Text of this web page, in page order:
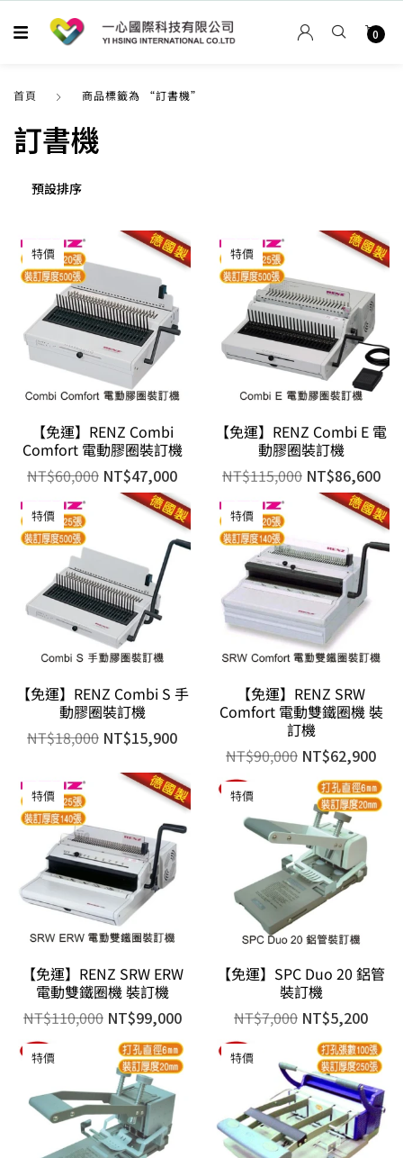
0
首頁 商品標籤為 “訂書機”
訂書機
特價
【免運】RENZ Combi
Comfort 電動膠圈裝訂機
NT$60,000 NT$47,000
特價
【免運】RENZ Combi E 電
動膠圈裝訂機
NT$115,000 NT$86,600
特價
【免運】RENZ Combi S 手
動膠圈裝訂機
NT$18,000 NT$15,900
特價
【免運】RENZ SRW
Comfort 電動雙鐵圈機 裝
訂機
NT$90,000 NT$62,900
特價
【免運】RENZ SRW ERW
電動雙鐵圈機 裝訂機
NT$110,000 NT$99,000
特價
【免運】SPC Duo 20 鋁管
裝訂機
NT$7,000 NT$5,200
特價 特價